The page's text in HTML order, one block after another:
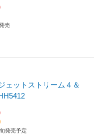
売
ェットストリーム４＆
発売予定